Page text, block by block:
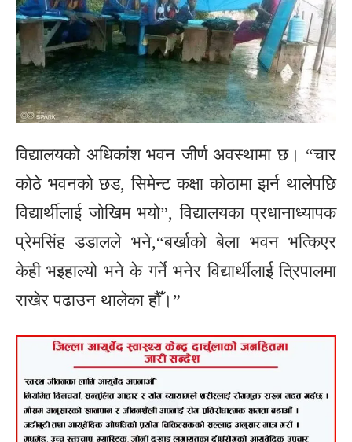
विद्यालयको अधिकांश भवन जीर्ण अवस्थामा छ। “चार
कोठे भवनको छड, सिमेन्ट कक्षा कोठामा झर्न थालेपछि
विद्यार्थीलाई जोखिम भयो”, विद्यालयका प्रधानाध्यापक
प्रेमसिंह डडालले भने,“बर्खाको बेला भवन भत्किएर
केही भइहाल्यो भने के गर्ने भनेर विद्यार्थीलाई त्रिपालमा
राखेर पढाउन थालेका हौँ।”